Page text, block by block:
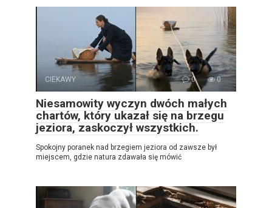
CIEKAWY 0 0
Niesamowity wyczyn dwóch małych
chartów, który ukazał się na brzegu
jeziora, zaskoczył wszystkich.
Spokojny poranek nad brzegiem jeziora od zawsze był
miejscem, gdzie natura zdawała się mówić